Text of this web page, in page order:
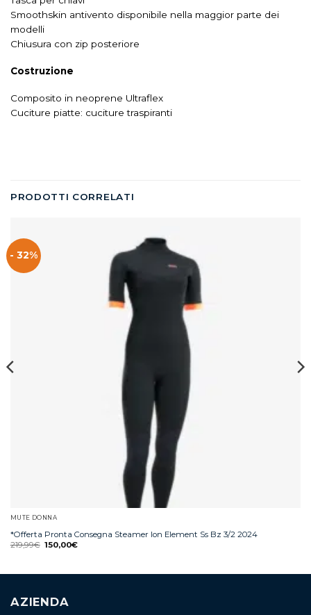
Smoothskin antivento disponibile nella maggior parte dei
modelli
Chiusura con zip posteriore
Costruzione
Composito in neoprene Ultraflex
Cuciture piatte: cuciture traspiranti
PRODOTTI CORRELATI
- 32%
MUTE DONNA
*Offerta Pronta Consegna Steamer Ion Element Ss Bz 3/2 2024
219,99€ 150,00€
AZIENDA